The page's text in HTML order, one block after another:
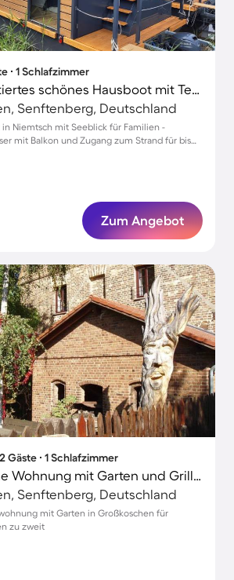
∙ 1 Schlafzimmer
Familienorientiertes schönes Hausboot mit Terrasse und Garten | Strandblick | Nah am Strand
Senftenberg, Deutschland
in Niemtsch mit Seeblick für Familien -
mit Balkon und Zugang zum Strand für bis
Zum Angebot
Gäste ∙ 1 Schlafzimmer
Wunderschöne Wohnung mit Garten und Grill | Nah am Strand
Senftenberg, Deutschland
mit Garten in Großkoschen für
zu zweit